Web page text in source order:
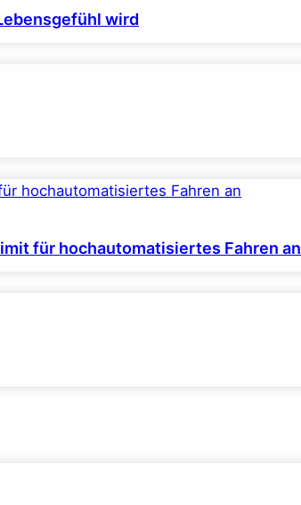
wird
für hochautomatisiertes Fahren an